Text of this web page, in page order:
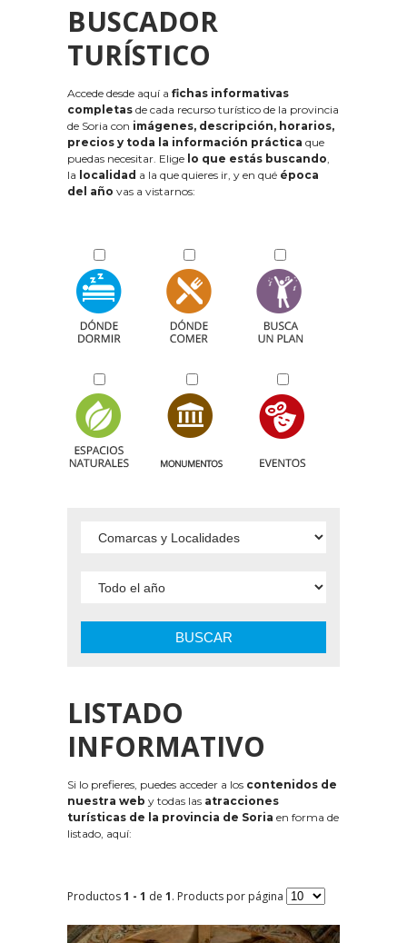
BUSCADOR
TURÍSTICO
Accede desde aquí a fichas informativas
completas de cada recurso turístico de la provincia
de Soria con imágenes, descripción, horarios,
precios y toda la información práctica que
puedas necesitar. Elige lo que estás buscando,
la localidad a la que quieres ir, y en qué época
del año vas a vistarnos:
BUSCAR
LISTADO
INFORMATIVO
Si lo prefieres, puedes acceder a los contenidos de
nuestra web y todas las atracciones
turísticas de la provincia de Soria en forma de
listado, aquí:
Productos1 - 1 de 1. Products por página